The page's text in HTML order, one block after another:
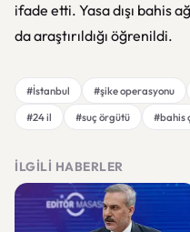
ifade etti. Yasa dışı bahis
da araştırıldığı öğrenildi.
#İstanbul #şike operasyonu
#24 il
#suç örgütü #bahis
İLGILI HABERLER